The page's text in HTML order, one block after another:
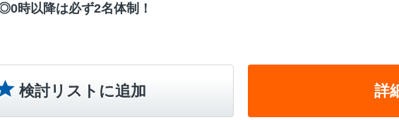
時以降は必ず2名体制！
検討リストに追加 詳